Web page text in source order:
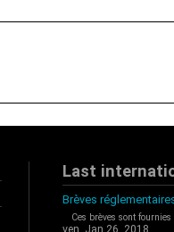
Last
Brèves
Ces brèves sont
ven, Jan 26, 2018